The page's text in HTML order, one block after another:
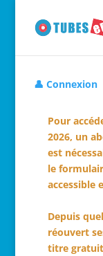
👤 Connexion
Pour
2026, un
est
le
accessible
Depuis
réouvert
titre